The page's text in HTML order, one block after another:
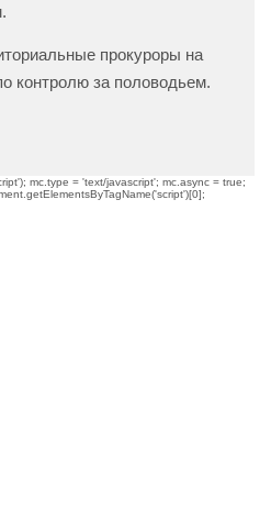
прокуроры на
контролю за половодьем.
mc.type = 'text/javascript'; mc.async = true;